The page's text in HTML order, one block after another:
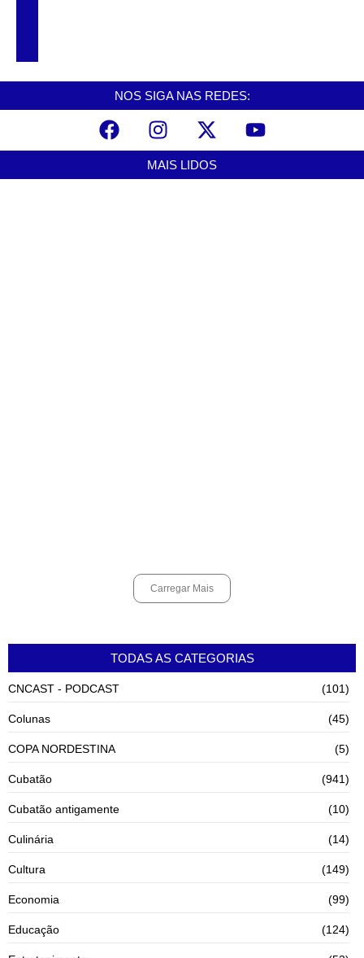
NOS SIGA NAS REDES:
MAIS LIDOS
Carregar Mais
TODAS AS CATEGORIAS
CNCAST - PODCAST (101)
Colunas (45)
COPA NORDESTINA (5)
Cubatão (941)
Cubatão antigamente (10)
Culinária (14)
Cultura (149)
Economia (99)
Educação (124)